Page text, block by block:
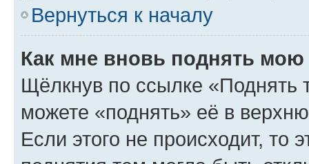
Вернуться к началу
Как мне вновь поднять мою
Щёлкнув по ссылке «Поднять
можете «поднять» её в
Если этого не происходит, то